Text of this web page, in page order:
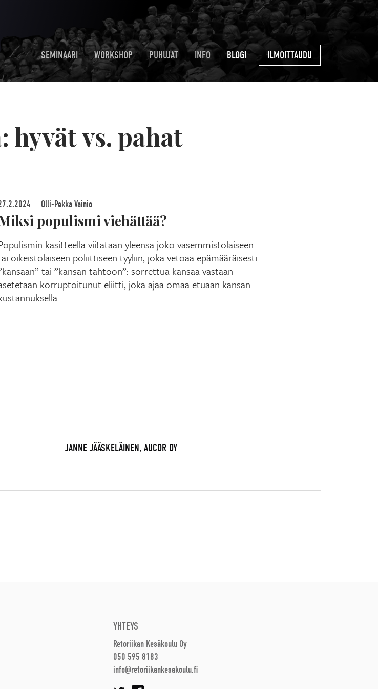
SEMINAARI WORKSHOP PUHUJAT INFO BLOGI ILMOITTAUDU
hyvät vs. pahat
Olli-Pekka Vainio
populismi viehättää?
käsitteellä viitataan yleensä joko vasemmistolaiseen
oikeistolaiseen poliittiseen tyyliin, joka vetoaa epämääräisesti
tai ”kansan tahtoon”: sorrettua kansaa vastaan
korruptoitunut eliitti, joka ajaa omaa etuaan kansan
JANNE JÄÄSKELÄINEN, AUCOR OY
YHTEYS
Retoriikan Kesäkoulu Oy
050 595 8183
info@retoriikankesakoulu.fi